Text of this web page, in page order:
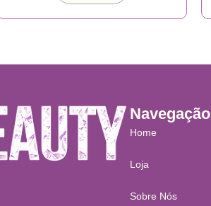
Navegação
Home
Loja
Sobre Nós